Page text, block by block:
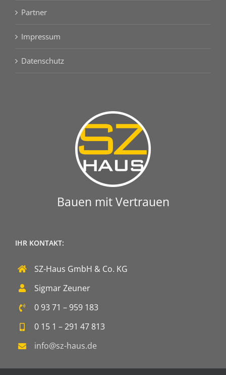
Partner
Impressum
Datenschutz
Bauen mit Vertrauen
IHR KONTAKT:
SZ-Haus GmbH & Co. KG
Sigmar Zeuner
0 93 71 – 959 183
0 15 1 – 291 47 813
info@sz-haus.de